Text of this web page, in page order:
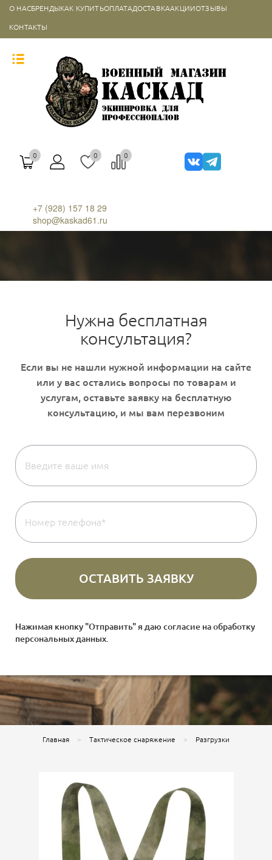
О НАСБРЕНДЫКАК КУПИТЬОПЛАТАДОСТАВКААКЦИИОТЗЫВЫ
КОНТАКТЫ
0 0 0
+7 (928) 157 18 29
shop@kaskad61.ru
Нужна бесплатная
консультация?
Нажимая кнопку "Отправить" я даю согласие наобработку
персональных данных
Главная Тактическое снаряжение Разгрузки